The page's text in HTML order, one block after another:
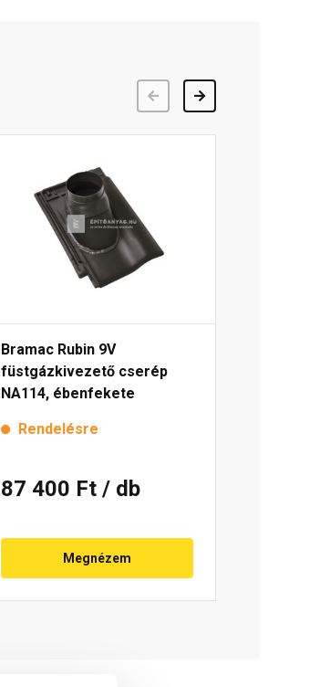
Bramac Rubin 9V
füstgázkivezető cserép
NA114, ébenfekete
Rendelésre
87 400 Ft / db
Megnézem